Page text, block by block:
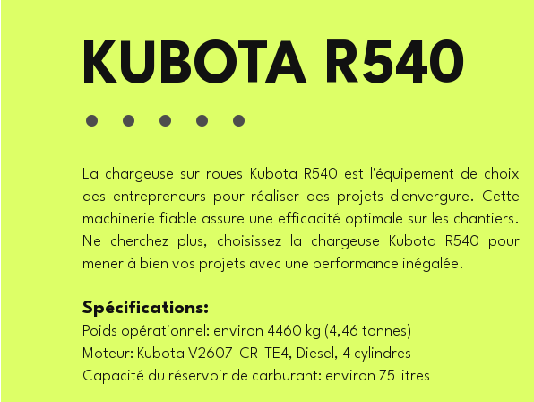
KUBOTA R540
. . . . .
La chargeuse sur roues Kubota R540 est l'équipement de choix
des entrepreneurs pour réaliser des projets d'envergure. Cette
machinerie fiable assure une efficacité optimale sur les chantiers.
Ne cherchez plus, choisissez la chargeuse Kubota R540 pour
mener à bien vos projets avec une performance inégalée.
Spécifications:
Poids opérationnel: environ 4460 kg (4,46 tonnes)
Moteur: Kubota V2607-CR-TE4, Diesel, 4 cylindres
Capacité du réservoir de carburant: environ 75 litres